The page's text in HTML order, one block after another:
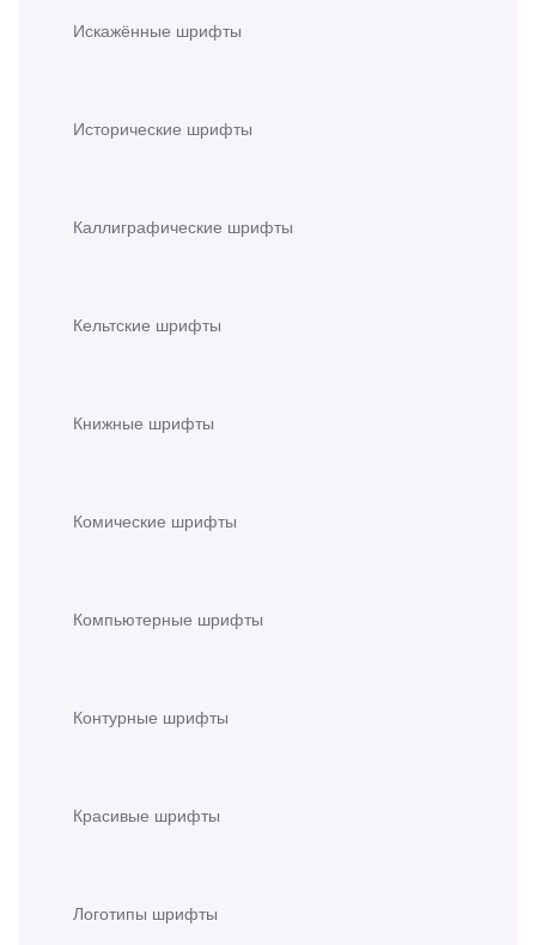
Искажённые шрифты
Исторические шрифты
Каллиграфические шрифты
Кельтские шрифты
Книжные шрифты
Комические шрифты
Компьютерные шрифты
Контурные шрифты
Красивые шрифты
Логотипы шрифты